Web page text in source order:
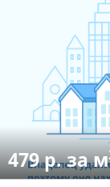
479 р. за м